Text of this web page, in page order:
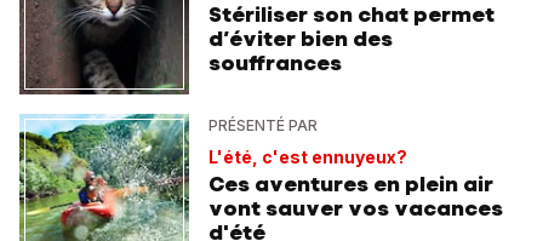
Stériliser son chat permet
d’éviter bien des
souffrances
PRÉSENTÉ PAR
L'été, c'est ennuyeux?
Ces aventures en plein air
vont sauver vos vacances
d'été